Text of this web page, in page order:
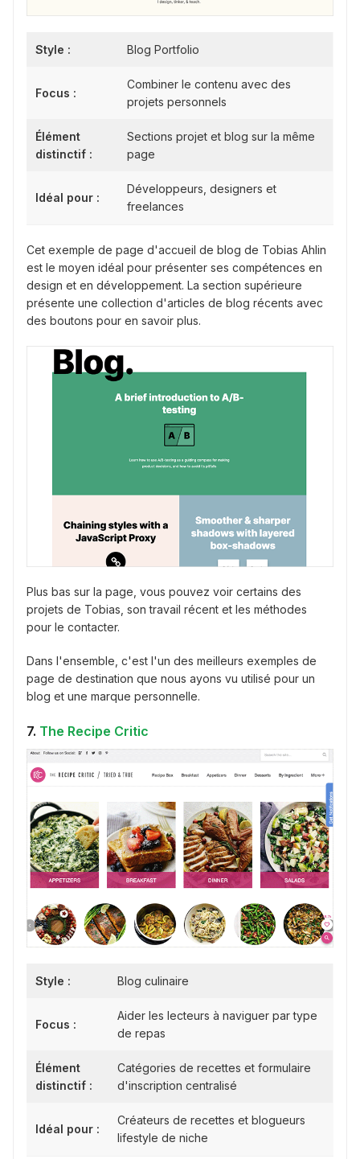
Style : Blog Portfolio
Focus :
Combiner le contenu avec des
projets personnels
Élément
distinctif :
Sections projet et blog sur la même
page
Idéal pour :
Développeurs, designers et
freelances
Cet exemple de page d'accueil de blog de Tobias Ahlin
est le moyen idéal pour présenter ses compétences en
design et en développement. La section supérieure
présente une collection d'articles de blog récents avec
des boutons pour en savoir plus.
Plus bas sur la page, vous pouvez voir certains des
projets de Tobias, son travail récent et les méthodes
pour le contacter.
Dans l'ensemble, c'est l'un des meilleurs exemples de
page de destination que nous ayons vu utilisé pour un
blog et une marque personnelle.
7. The Recipe Critic
Style : Blog culinaire
Focus :
Aider les lecteurs à naviguer par type
de repas
Élément
distinctif :
Catégories de recettes et formulaire
d'inscription centralisé
Idéal pour :
Créateurs de recettes et blogueurs
lifestyle de niche